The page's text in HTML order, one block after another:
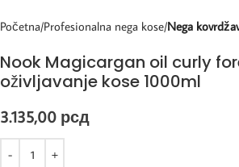
Početna Profesionalna nega kose Nega
Nook Magicargan oil curly
oživljavanje kose 1000ml
3.135,00 рсд